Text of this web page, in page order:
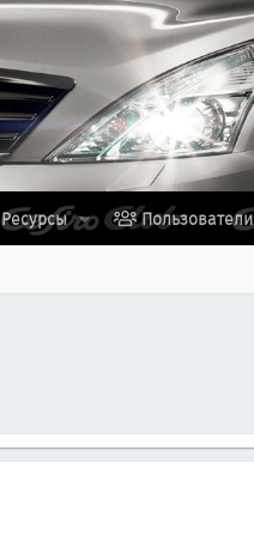
Ресурсы Пользователи